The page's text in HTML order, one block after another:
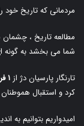
مردمانی که تاریخ خود
مطالعه تاریخ ، چشمان
شما می بخشد به گونه
تارنگار پارسیان دژ از ۱ فروردین ۱۳۹۱
کرد و استقبال
امیدواریم بتوانیم به